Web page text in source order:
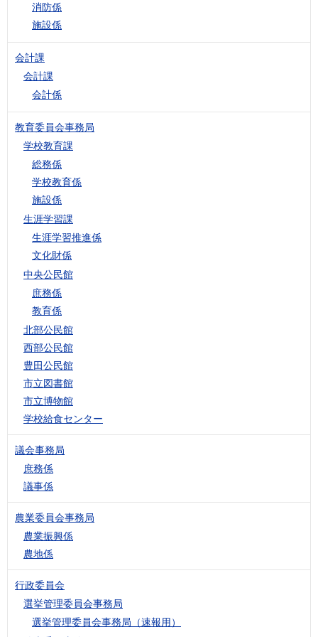
消防係
施設係
会計課
会計課
会計係
教育委員会事務局
学校教育課
総務係
学校教育係
施設係
生涯学習課
生涯学習推進係
文化財係
中央公民館
庶務係
教育係
北部公民館
西部公民館
豊田公民館
市立図書館
市立博物館
学校給食センター
議会事務局
庶務係
議事係
農業委員会事務局
農業振興係
農地係
行政委員会
選挙管理委員会事務局
選挙管理委員会事務局（速報用）